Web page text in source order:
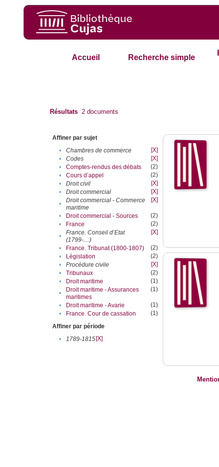
Accueil Recherche simple
Résultats 2 documents
Affiner par sujet
•
Chambres de commerce
[X]
•
Codes
[X]
•
Comptes-rendus des débats
(2)
•
Cours d’appel
(2)
•
Droit civil
[X]
•
Droit commercial
[X]
•
Droit commercial - Commerce
maritime
[X]
• Droit commercial - Sources
(2)
•
France
(2)
•
France. Conseil d’Etat
(1799-....)
[X]
• France. Tribunat (1800-1807)
(2)
•
Législation
(2)
•
Procédure civile
[X]
•
Tribunaux
(2)
•
Droit maritime
(1)
•
Droit maritime - Assurances
maritimes
(1)
• Droit maritime - Avarie
(1)
•
France. Cour de cassation
(1)
Affiner par période
•
1789-1815[X]